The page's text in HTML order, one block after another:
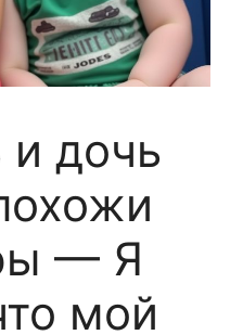
дочь
— Я
мой